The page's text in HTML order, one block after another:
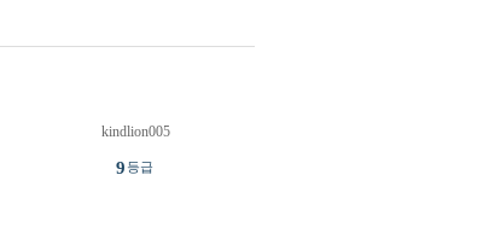
kindlion005
9등급